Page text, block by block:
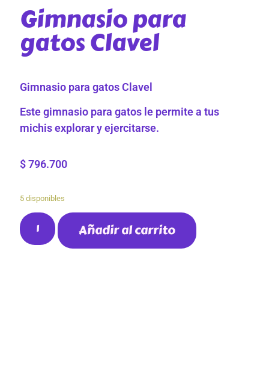
Gimnasio para
gatos Clavel
Gimnasio para gatos Clavel
Este gimnasio para gatos le permite a tus
michis explorar y ejercitarse.
$ 796.700
5 disponibles
Añadir al carrito